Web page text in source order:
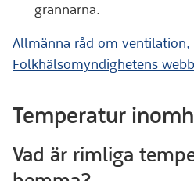
grannarna.
Allmänna råd om ventilation,
Folkhälsomyndighetens
Temperatur
Vad är rimliga